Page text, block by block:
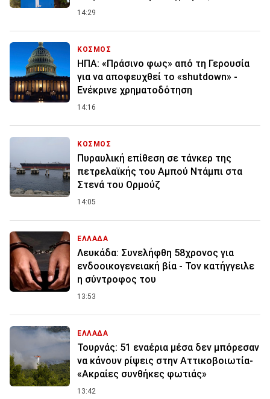
14:29
ΚΟΣΜΟΣ
ΗΠΑ: «Πράσινο φως» από τη Γερουσία
για να αποφευχθεί το «shutdown» -
Ενέκρινε χρηματοδότηση
14:16
ΚΟΣΜΟΣ
Πυραυλική επίθεση σε τάνκερ της
πετρελαϊκής του Αμπού Ντάμπι στα
Στενά του Ορμούζ
14:05
ΕΛΛΑΔΑ
Λευκάδα: Συνελήφθη 58χρονος για
ενδοοικογενειακή βία - Τον κατήγγειλε
η σύντροφος του
13:53
ΕΛΛΑΔΑ
Τουρνάς: 51 εναέρια μέσα δεν μπόρεσαν
να κάνουν ρίψεις στην Αττικοβοιωτία-
«Ακραίες συνθήκες φωτιάς»
13:42